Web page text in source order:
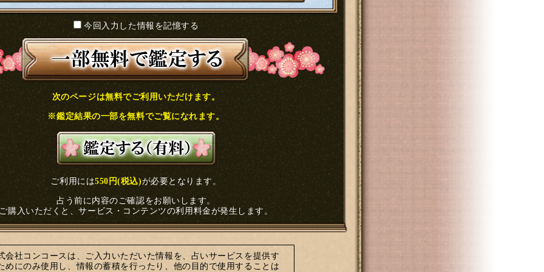
今回入力した情報を記憶する
次のページは無料でご利用いただけます。
※鑑定結果の一部を無料でご覧になれます。
ご利用には550円(税込)が必要となります。
占う前に内容のご確認をお願いします。
購入いただくと、サービス・コンテンツの利用料金が発生します。
会社コンコースは、ご入力いただいた情報を、占いサービスを提供す
めにのみ使用し、情報の蓄積を行ったり、他の目的で使用することは